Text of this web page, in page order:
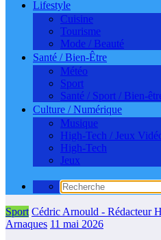
Lifestyle
Cuisine
Tourisme
Mode / Beauté
Santé / Bien-Être
Météo
Sport
Santé / Sport / Bien-
Culture / Numérique
Musique
High-Tech / Jeux
High-Tech
Jeux
Sport Cédric Arnould - Rédacteur
Arnaques 11 mai 2026